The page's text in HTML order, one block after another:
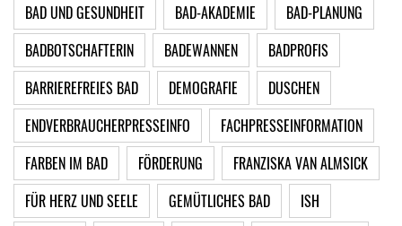
BAD UND GESUNDHEIT
BAD-AKADEMIE
BAD-PLANUNG
BADBOTSCHAFTERIN
BADEWANNEN
BADPROFIS
BARRIEREFREIES BAD
DEMOGRAFIE
DUSCHEN
ENDVERBRAUCHERPRESSEINFO
FACHPRESSEINFORMATION
FARBEN IM BAD
FÖRDERUNG
FRANZISKA VAN ALMSICK
FÜR HERZ UND SEELE
GEMÜTLICHES BAD
ISH